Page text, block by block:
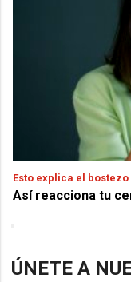
Esto explica el bostezo
Así reacciona tu
ÚNETE A